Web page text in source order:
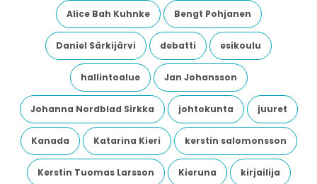
Alice Bah Kuhnke Bengt Pohjanen
Daniel Särkijärvi debatti esikoulu
hallintoalue Jan Johansson
Johanna Nordblad Sirkka johtokunta juuret
Kanada Katarina Kieri kerstin salomonsson
Kerstin Tuomas Larsson Kieruna kirjailija